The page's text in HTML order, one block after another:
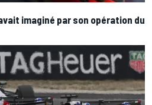
imaginé par son opération du